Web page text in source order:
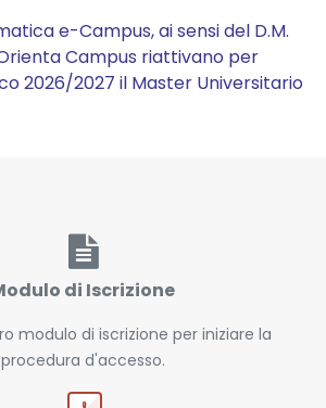
e-Campus, ai sensi del D.M.
Campus riattivano per
2026/2027 il Master Universitario
di Iscrizione
modulo di iscrizione per iniziare la
procedura d'accesso.